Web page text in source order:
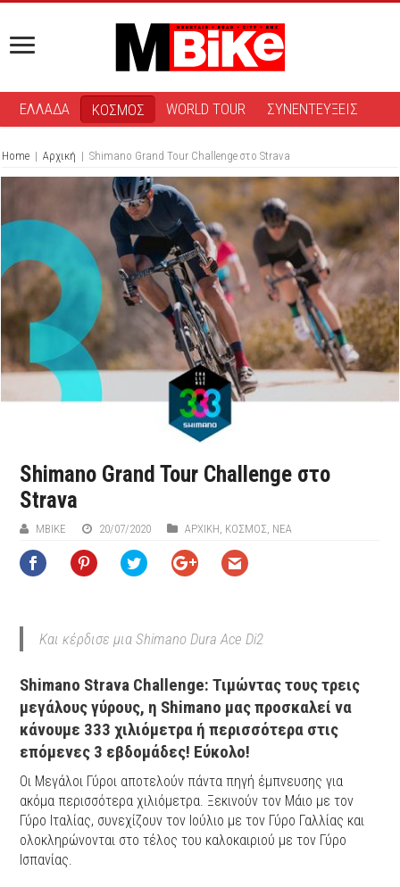
ΕΛΛΑΔΑ ΚΟΣΜΟΣ WORLD TOUR ΣΥΝΕΝΤΕΥΞΕΙΣ
Home | Αρχική | Shimano Grand Tour Challenge στο Strava
Shimano Grand Tour Challenge στο
Strava
ΜΒIKE 20/07/2020 ΑΡΧΙΚΉ ΚΟΣΜΟΣ ΝΕΑ
Και κέρδισε μια Shimano Dura Ace Di2
Shimano Strava Challenge: Τιμώντας τους τρεις
μεγάλους γύρους, η Shimano μας προσκαλεί να
κάνουμε 333 χιλιόμετρα ή περισσότερα στις
επόμενες 3 εβδομάδες! Εύκολο!
Οι Μεγάλοι Γύροι αποτελούν πάντα πηγή έμπνευσης για
ακόμα περισσότερα χιλιόμετρα. Ξεκινούν τον Μάιο με τον
Γύρο Ιταλίας, συνεχίζουν τον Ιούλιο με τον Γύρο Γαλλίας και
ολοκληρώνονται στο τέλος του καλοκαιριού με τον Γύρο
Ισπανίας.